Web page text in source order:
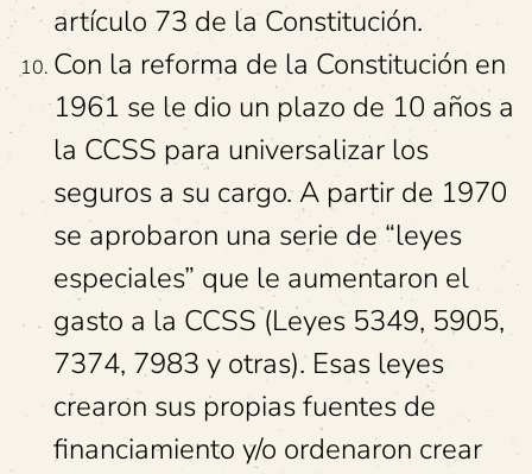
artículo 73 de la Constitución.
Con la reforma de la Constitución en
1961 se le dio un plazo de 10 años a
la CCSS para universalizar los
seguros a su cargo. A partir de 1970
se aprobaron una serie de “leyes
especiales” que le aumentaron el
gasto a la CCSS (Leyes 5349, 5905,
7374, 7983 y otras). Esas leyes
crearon sus propias fuentes de
financiamiento y/o ordenaron crear